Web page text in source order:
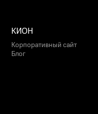
КИОН
Корпоративный сайт
Блог